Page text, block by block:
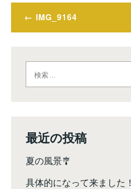
投
稿
ビ
ゲ
ョ
ン
IMG_9164
索:
最近の投稿
夏の風景🎐
具体的になって来ました！